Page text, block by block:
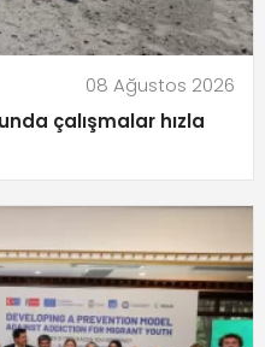
08 Ağustos 2026
çalışmalar hızla